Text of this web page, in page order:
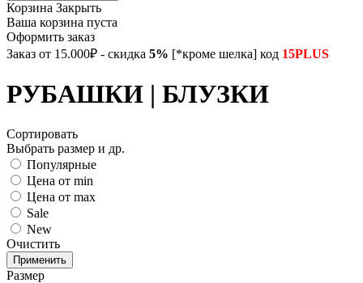
Корзина Закрыть
Ваша корзина пуста
Оформить заказ
Заказ от 15.000₽ - скидка 5% [*кроме шелка] код 15PLUS
РУБАШКИ | БЛУЗКИ
Сортировать
Выбрать размер и др.
Популярные
Цена от min
Цена от max
Sale
New
Очистить
Размер